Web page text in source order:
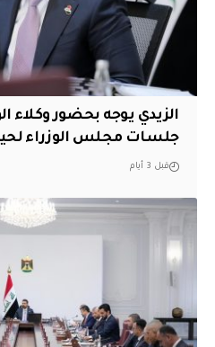
الزيدي يوجه بحضور وكلاء
جلسات مجلس الوزراء
قبل 3 أيام